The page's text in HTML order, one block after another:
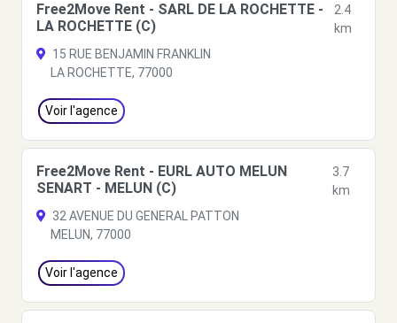
Free2Move Rent - SARL DE LA ROCHETTE -
LA ROCHETTE (C)
2.4
km
15 RUE BENJAMIN FRANKLIN
LA ROCHETTE, 77000
Voir l'agence
Free2Move Rent - EURL AUTO MELUN
SENART - MELUN (C)
3.7
km
32 AVENUE DU GENERAL PATTON
MELUN, 77000
Voir l'agence